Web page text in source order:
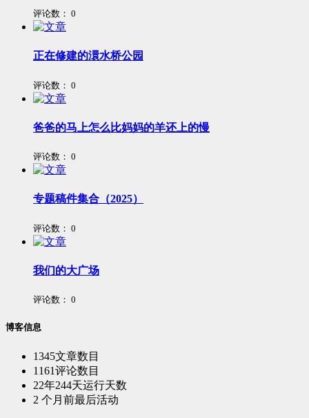
评论数： 0
正在修建的澴水桥公园
评论数： 0
爸爸的马上怎么比妈妈的羊还上的慢
评论数： 0
专题稿件集合（2025）
评论数： 0
我们的大广场
评论数： 0
博客信息
1345文章数目
1161评论数目
22年244天运行天数
2 个月前最后活动